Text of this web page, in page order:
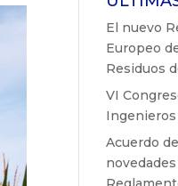
El nuevo
Europeo
Residuos
VI
Acuerdo